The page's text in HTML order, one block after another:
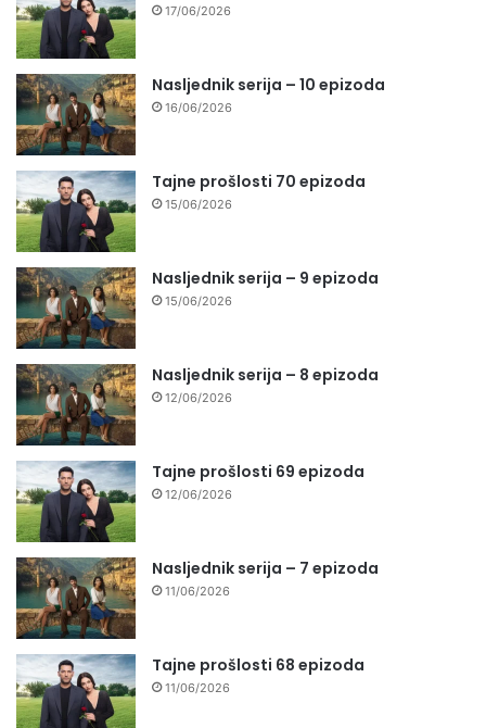
17/06/2026
Nasljednik serija – 10 epizoda
16/06/2026
Tajne prošlosti 70 epizoda
15/06/2026
Nasljednik serija – 9 epizoda
15/06/2026
Nasljednik serija – 8 epizoda
12/06/2026
Tajne prošlosti 69 epizoda
12/06/2026
Nasljednik serija – 7 epizoda
11/06/2026
Tajne prošlosti 68 epizoda
11/06/2026